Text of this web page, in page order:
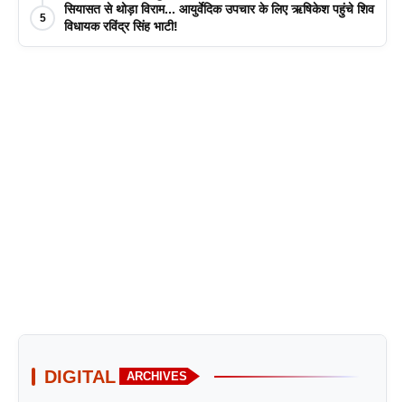
5
सियासत से थोड़ा विराम... आयुर्वेदिक उपचार के लिए ऋषिकेश पहुंचे शिव
विधायक रविंद्र सिंह भाटी!
DIGITAL ARCHIVES